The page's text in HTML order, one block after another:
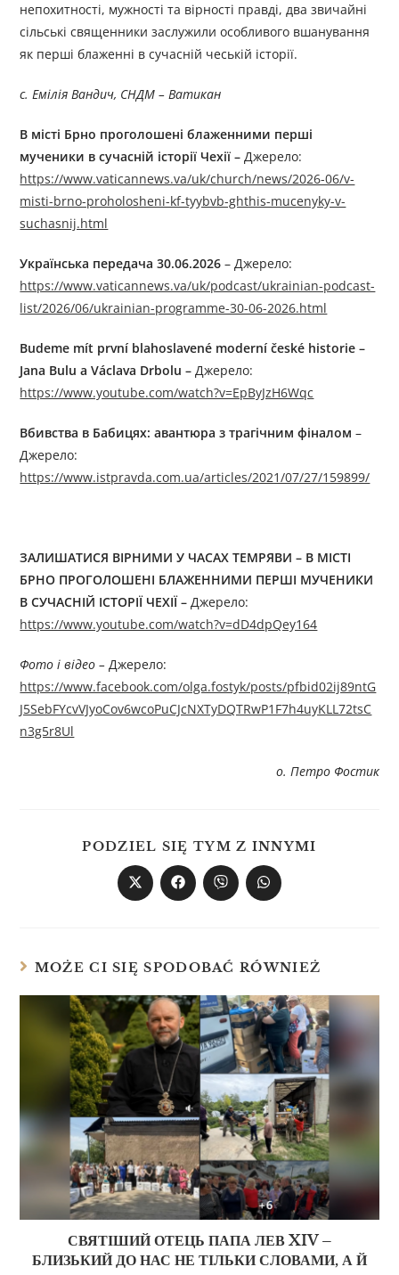
непохитності, мужності та вірності правді, два звичайні
сільські священники заслужили особливого вшанування
як перші блаженні в сучасній чеській історії.
с. Емілія Вандич, СНДМ – Ватикан
В місті Брно проголошені блаженними перші
мученики в сучасній історії Чехії –Джерелo:
https://www.vaticannews.va/uk/church/news/2026-06/v-
misti-brno-proholosheni-kf-tyybvb-ghthis-mucenyky-v-
suchasnij.html
Українська передача 30.06.2026– Джерелo:
https://www.vaticannews.va/uk/podcast/ukrainian-podcast-
list/2026/06/ukrainian-programme-30-06-2026.html
Budeme mít první blahoslavené moderní české historie –⁠⁠⁠⁠⁠⁠
Jana Bulu a Václava Drbolu –Джерелo:
https://www.youtube.com/watch?v=EpByJzH6Wqc
Вбивства в Бабицях: авантюра з трагічним фіналом–
Джерелo:
https://www.istpravda.com.ua/articles/2021/07/27/159899/
ЗАЛИШАТИСЯ ВІРНИМИ У ЧАСАХ ТЕМРЯВИ – В МІСТІ
БРНО ПРОГОЛОШЕНІ БЛАЖЕННИМИ ПЕРШІ МУЧЕНИКИ
В СУЧАСНІЙ ІСТОРІЇ ЧЕХІЇ –Джерелo:
https://www.youtube.com/watch?v=dD4dpQey164
Фото і відео –Джерелo:
https://www.facebook.com/olga.fostyk/posts/pfbid02ij89ntG
J5SebFYcvVJyoCov6wcoPuCJcNXTyDQTRwP1F7h4uyKLL72tsC
n3g5r8Ul
о. Петро Фостик
PODZIEL SIĘ TYM Z INNYMI
MOŻE CI SIĘ SPODOBAĆ RÓWNIEŻ
СВЯТІШИЙ ОТЕЦЬ ПАПА ЛЕВ XIV –
БЛИЗЬКИЙ ДО НАС НЕ ТІЛЬКИ СЛОВАМИ, А Й